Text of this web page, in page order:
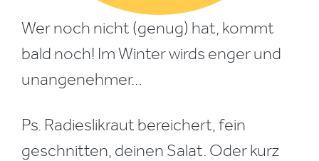
Wer noch nicht (genug) hat, kommt
bald noch! Im Winter wirds enger und
unangenehmer…
Ps. Radieslikraut bereichert, fein
geschnitten, deinen Salat. Oder kurz